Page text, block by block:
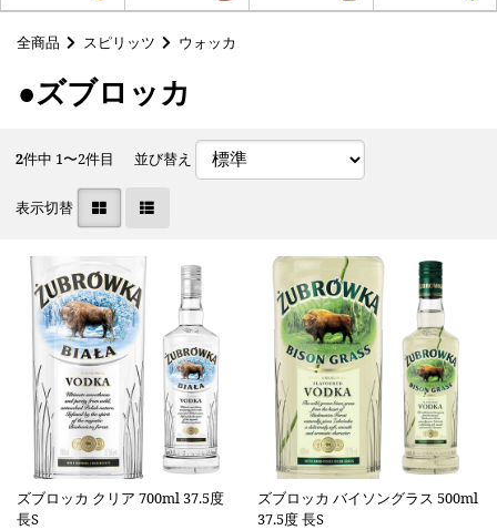
全商品 スピリッツ ウォッカ
●ズブロッカ
2件中 1〜2件目 並び替え
表示切替
ズブロッカ クリア 700ml 37.5度
長S
ズブロッカ バイソングラス 500ml
37.5度 長S